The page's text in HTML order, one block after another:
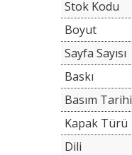
Stok Kodu
Boyut
Sayfa Sayısı
Baskı
Basım Tarihi
Kapak Türü
Dili